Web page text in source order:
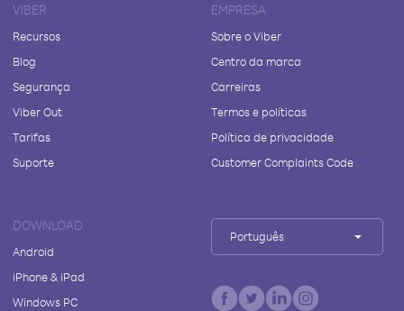
VIBER
Recursos
Blog
Segurança
Viber Out
Tarifas
Suporte
EMPRESA
Sobre o Viber
Centro da marca
Carreiras
Termos e políticas
Política de privacidade
Customer Complaints Code
DOWNLOAD
Android
iPhone & iPad
Windows PC
Português